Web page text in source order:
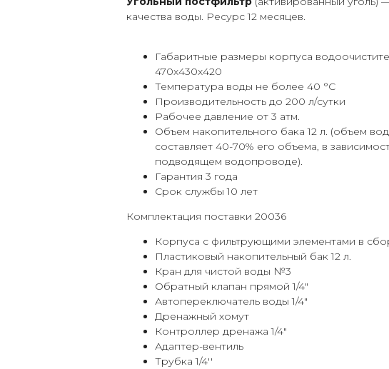
качества воды. Ресурс 12 месяцев.
Габаритные размеры корпуса
470х430х420
Температура воды не более 40 °С
Производительность до 200 л/сутки
Рабочее давление от 3 атм.
Объем накопительного бака 12 л. (объем
составляет 40-70% его объема, в
подводящем водопроводе).
Гарантия 3 года
Срок службы 10 лет
Комплектация поставки 20036
Корпуса с фильтрующими элементами в
Пластиковый накопительный бак 12 л.
Кран для чистой воды №3
Обратный клапан прямой 1/4"
Автопереключатель воды 1/4"
Дренажный хомут
Контроллер дренажа 1/4"
Адаптер-вентиль
Трубка 1/4''